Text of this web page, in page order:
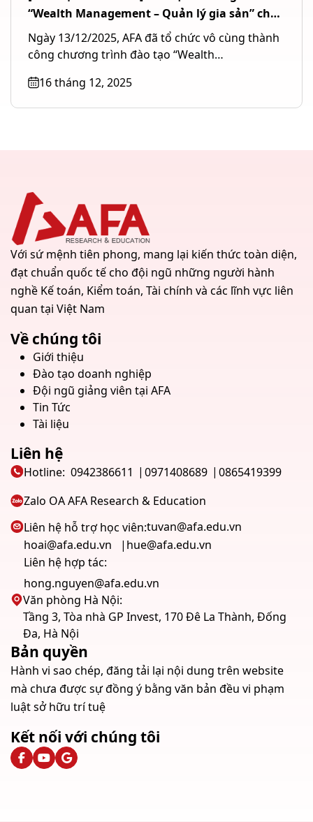
“Wealth Management – Quản lý gia sản” cho
Ngân hàng TMCP Quốc tế Việt Nam (VIB) tại
TP. Hồ Chí Minh
Ngày 13/12/2025, AFA đã tổ chức vô cùng thành
công chương trình đào tạo “Wealth
16 tháng 12, 2025
Với sứ mệnh tiên phong, mang lại kiến thức toàn diện,
đạt chuẩn quốc tế cho đội ngũ những người hành
nghề Kế toán, Kiểm toán, Tài chính và các lĩnh vực liên
quan tại Việt Nam
Về chúng tôi
Giới thiệu
Đào tạo doanh nghiệp
Đội ngũ giảng viên tại AFA
Tin Tức
Tài liệu
Liên hệ
Hotline: 0942386611 0971408689
0865419399
Zalo OA AFA Research & Education
Liên hệ hỗ trợ học viên:tuvan@afa.edu.vn
hoai@afa.edu.vn
hue@afa.edu.vn
Liên hệ hợp tác:
hong.nguyen@afa.edu.vn
Văn phòng Hà Nội:
Tầng 3, Tòa nhà GP Invest, 170 Đê La Thành, Đống
Đa, Hà Nội
Bản quyền
Hành vi sao chép, đăng tải lại nội dung trên website
mà chưa được sự đồng ý bằng văn bản đều vi phạm
luật sở hữu trí tuệ
Kết nối với chúng tôi